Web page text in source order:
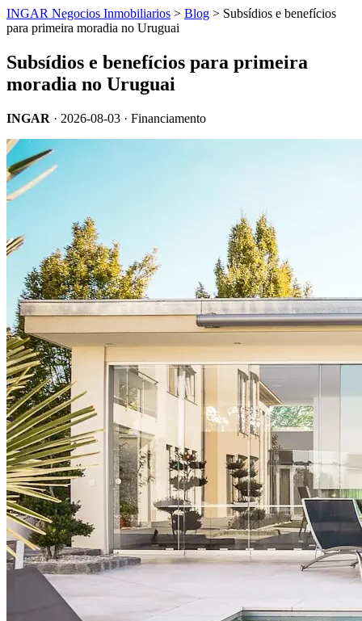
INGAR Negocios Inmobiliarios > Blog > Subsídios e benefícios
para primeira moradia no Uruguai
Subsídios e benefícios para primeira
moradia no Uruguai
INGAR · 2026-08-03 · Financiamento